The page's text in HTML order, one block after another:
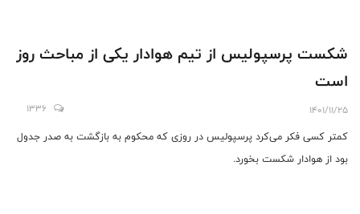
شکست پرسپولیس از تیم هوادار یکی از مباحث روز
است
1401/11/25
1336
کمتر کسی فکر می‌کرد پرسپولیس در روزی که محکوم به بازگشت به صدر جدول
بود از هوادار شکست بخورد.